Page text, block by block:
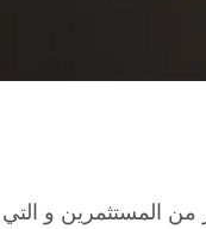
المستثمرين و